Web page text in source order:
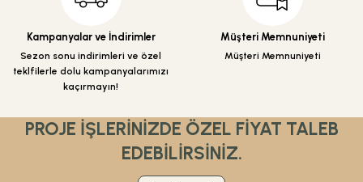
Kampanyalar ve İndirimler
Sezon sonu indirimleri ve özel
teklfilerle dolu kampanyalarımızı
kaçırmayın!
Müşteri Memnuniyeti
Müşteri Memnuniyeti
PROJE İŞLERİNİZDE ÖZEL FİYAT TALEB
EDEBİLİRSİNİZ.